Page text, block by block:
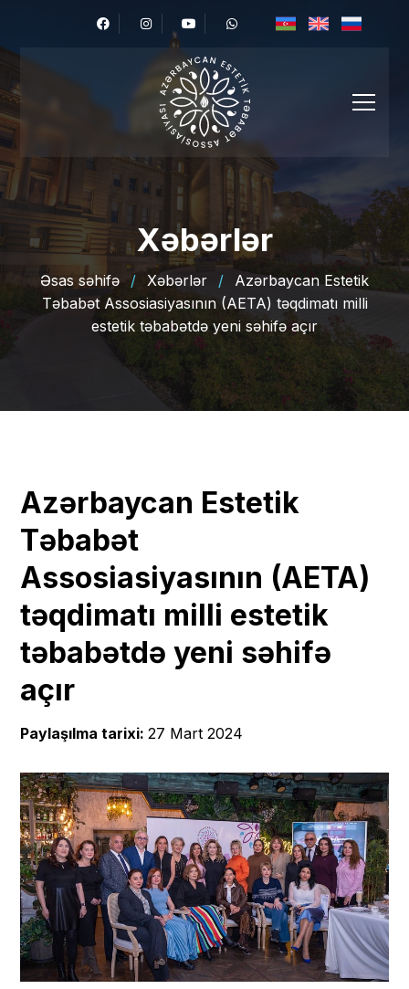
Xəbərlər
Əsas səhifə / Xəbərlər /
Azərbaycan Estetik
Təbabət Assosiasiyasının (AETA) təqdimatı milli
estetik təbabətdə yeni səhifə açır
Azərbaycan Estetik
Təbabət
Assosiasiyasının (AETA)
təqdimatı milli estetik
təbabətdə yeni səhifə
açır
Paylaşılma tarixi:27 Mart 2024